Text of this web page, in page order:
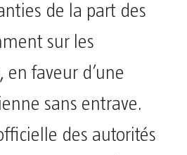
de la part des
sur les
en faveur d’une
sans entrave.
des autorités